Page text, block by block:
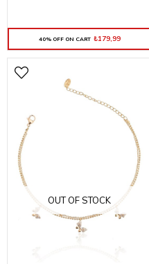
40% OFF ON CART ₺179,99
OUT OF STOCK